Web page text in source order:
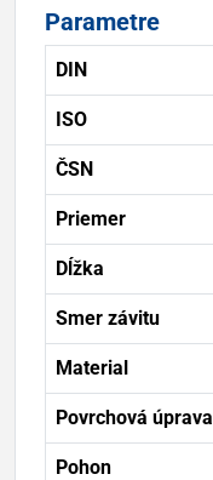
Parametre
DIN
ISO
ČSN
Priemer
Dĺžka
Smer závitu
Material
Povrchová úprava
Pohon